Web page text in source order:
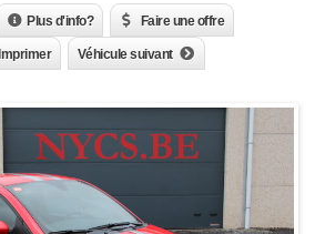
Plus d'info? Faire une offre
Imprimer Véhicule suivant